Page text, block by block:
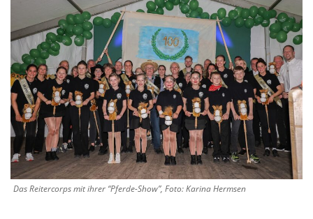
Das Reitercorps mit ihrer “Pferde-Show”, Foto: Karina Hermsen